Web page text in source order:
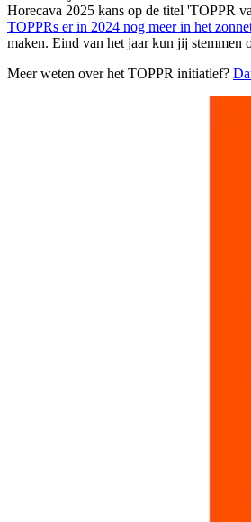
Horecava 2025 kans op de titel 'TOPPR
TOPPRs er in 2024 nog meer in het
maken. Eind van het jaar kun jij stemmen
Meer weten over het TOPPR initiatief?